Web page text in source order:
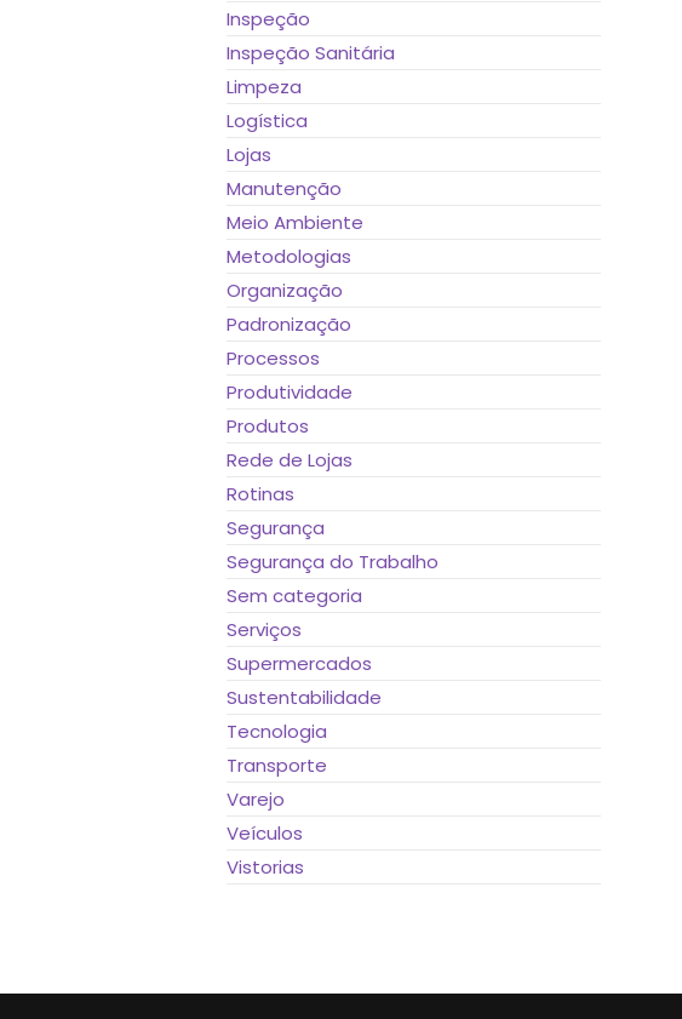
Inspeção
Inspeção Sanitária
Limpeza
Logística
Lojas
Manutenção
Meio Ambiente
Metodologias
Organização
Padronização
Processos
Produtividade
Produtos
Rede de Lojas
Rotinas
Segurança
Segurança do Trabalho
Sem categoria
Serviços
Supermercados
Sustentabilidade
Tecnologia
Transporte
Varejo
Veículos
Vistorias